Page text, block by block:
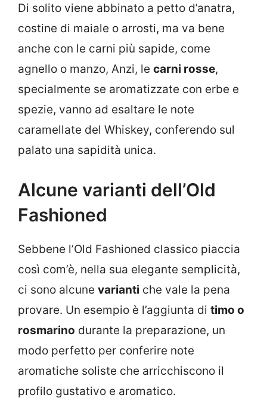
Di solito viene abbinato a petto d’anatra,
costine di maiale o arrosti, ma va bene
anche con le carni più sapide, come
agnello o manzo, Anzi, le carni rosse,
specialmente se aromatizzate con erbe e
spezie, vanno ad esaltare le note
caramellate del Whiskey, conferendo sul
palato una sapidità unica.
Alcune varianti dell’Old
Fashioned
Sebbene l’Old Fashioned classico piaccia
così com’è, nella sua elegante semplicità,
ci sono alcune varianti che vale la pena
provare. Un esempio è l’aggiunta di timo o
rosmarino durante la preparazione, un
modo perfetto per conferire note
aromatiche soliste che arricchiscono il
profilo gustativo e aromatico.